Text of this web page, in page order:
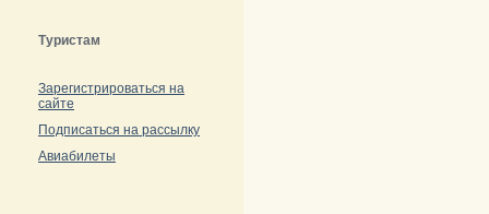
Туристам
Зарегистрироваться на
сайте
Подписаться на рассылку
Авиабилеты